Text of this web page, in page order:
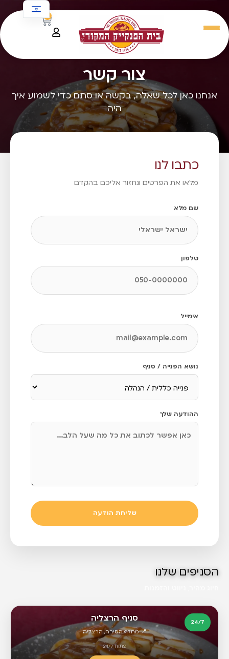
צור קשר
אנחנו כאן לכל שאלה, בקשה או סתם כדי לשמוע איך
היה
כתבו לנו
מלאו את הפרטים ונחזור אליכם בהקדם
שם מלא
טלפון
אימייל
נושא הפנייה / סניף
ההודעה שלך
שליחת הודעה
הסניפים שלנו
24/7 סניף הרצליה
📍 מחלף הסירה, הרצליה
פתוח 24/7